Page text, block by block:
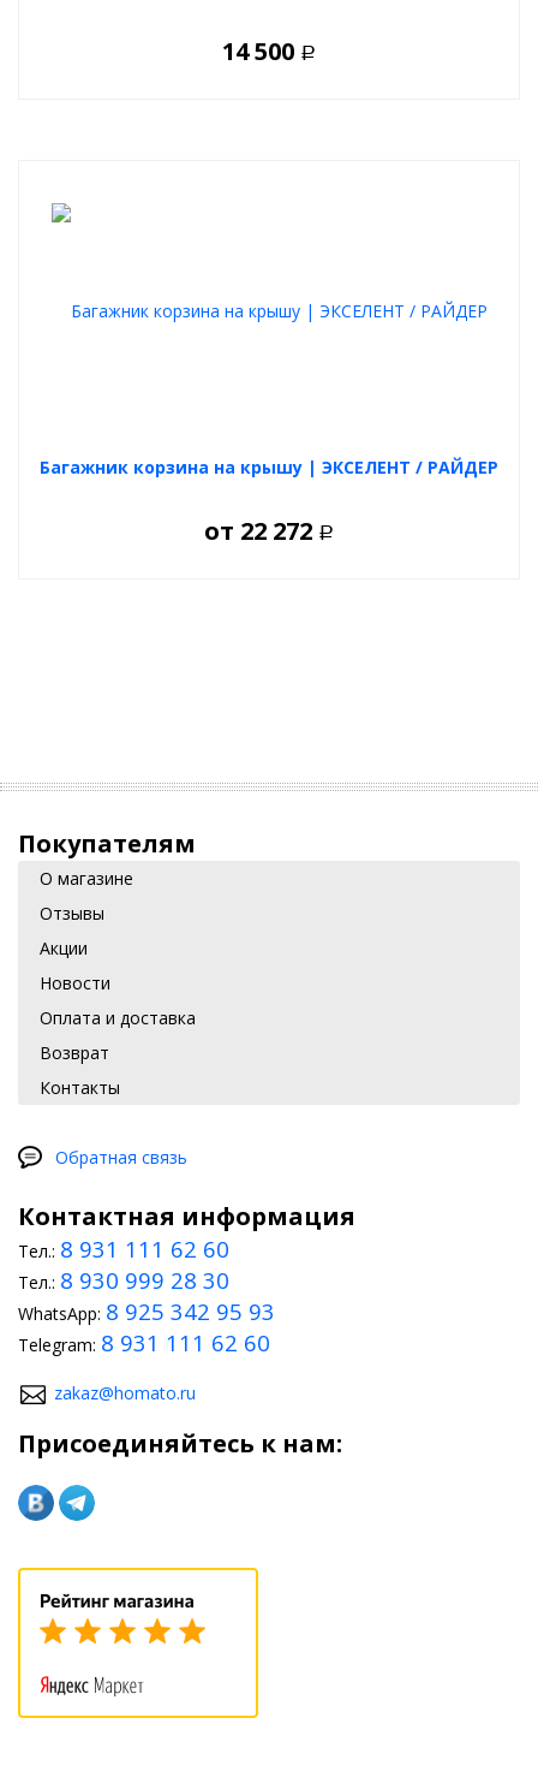
14 500 Р
Багажник корзина на крышу | ЭКСЕЛЕНТ / РАЙДЕР
от 22 272 Р
Покупателям
О магазине
Отзывы
Акции
Новости
Оплата и доставка
Возврат
Контакты
Обратная связь
Контактная информация
Тел.: 8 931 111 62 60
Тел.: 8 930 999 28 30
WhatsApp: 8 925 342 95 93
Telegram: 8 931 111 62 60
zakaz@homato.ru
Присоединяйтесь к нам: